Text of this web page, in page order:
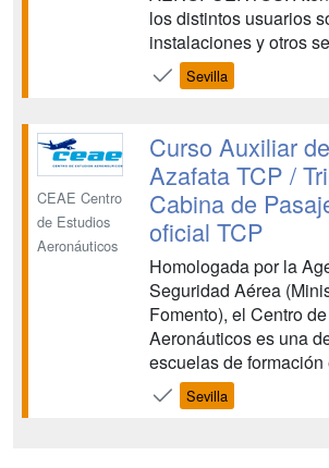
los distintos usuarios
instalaciones y otros
aeropuerto, siguiendo
procedimientos
para las personas con
con la eficacia y
OPERACIONES DE
Sevilla
CEAE Centro
de Estudios
Aeronáuticos
Curso Auxiliar
Azafata TCP /
Cabina de
oficial TCP
Homologada por la
Seguridad Aérea
Fomento), el Centro
Aeronáuticos es una
escuelas de
Tripulante de Cabina
Cursos de Técnicos de
Sevilla